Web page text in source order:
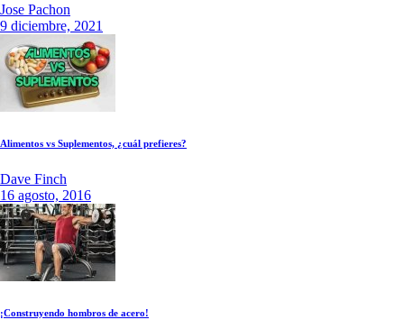
Jose Pachon
9 diciembre, 2021
Alimentos vs Suplementos, ¿cuál prefieres?
Dave Finch
16 agosto, 2016
¡Construyendo hombros de acero!